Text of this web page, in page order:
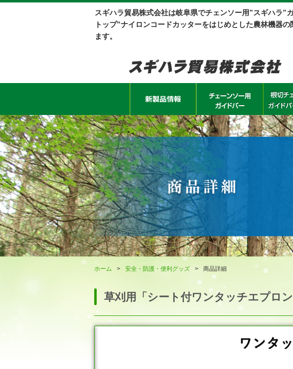
スギハラ貿易株式会社は岐阜県でチェンソー用”スギハラ”
トップ”ナイロンコードカッターをはじめとした農林機器
ます。
ホーム > 安全・防護・便利グッズ > 商品詳細
草刈用「シート付ワンタッチエプロ